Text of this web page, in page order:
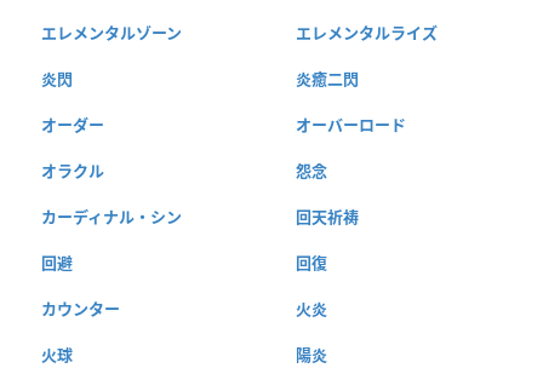
エレメンタルゾーン エレメンタルライズ
炎閃 炎癒二閃
オーダー オーバーロード
オラクル 怨念
カーディナル・シン 回天祈祷
回避 回復
カウンター 火炎
火球 陽炎